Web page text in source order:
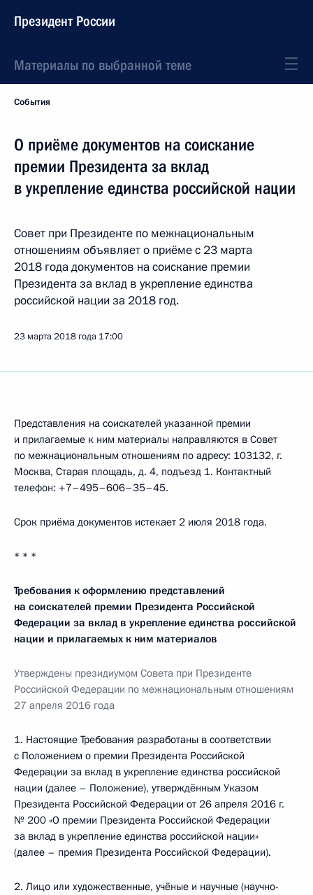
Президент России
Материалы по выбранной теме
События
О приёме документов на соискание
премии Президента за вклад
в укрепление единства российской нации
Совет при Президенте по межнациональным
отношениям объявляет о приёме с 23 марта
2018 года документов на соискание премии
Президента за вклад в укрепление единства
российской нации за 2018 год.
23 марта 2018 года 17:00
Представления на соискателей указанной премии
и прилагаемые к ним материалы направляются в Совет
по межнациональным отношениям по адресу: 103132, г.
Москва, Старая площадь, д. 4, подъезд 1. Контактный
телефон: +7–495–606–35–45.
Срок приёма документов истекает 2 июля 2018 года.
* * *
Требования к оформлению представлений
на соискателей премии Президента Российской
Федерации за вклад в укрепление единства российской
нации и прилагаемых к ним материалов
Утверждены президиумом Совета при Президенте
Российской Федерации по межнациональным отношениям
27 апреля 2016 года
1. Настоящие Требования разработаны в соответствии
с Положением о премии Президента Российской
Федерации за вклад в укрепление единства российской
нации (далее – Положение), утверждённым Указом
Президента Российской Федерации от 26 апреля 2016 г.
№ 200 «О премии Президента Российской Федерации
за вклад в укрепление единства российской нации»
(далее – премия Президента Российской Федерации).
2. Лицо или художественные, учёные и научные (научно-